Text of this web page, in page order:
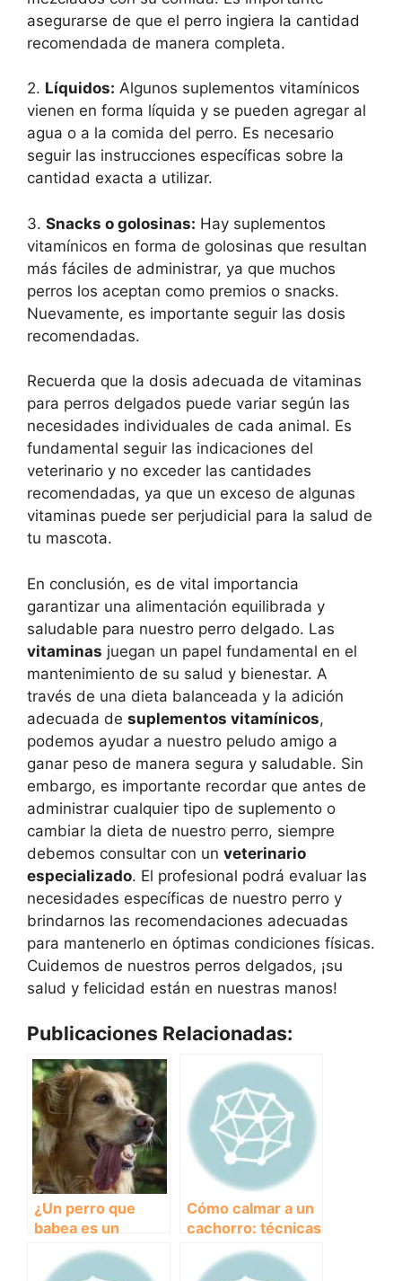
asegurarse de que el perro ingiera la cantidad
recomendada de manera completa.
2. Líquidos: Algunos suplementos vitamínicos
vienen en forma líquida y se pueden agregar al
agua o a la comida del perro. Es necesario
seguir las instrucciones específicas sobre la
cantidad exacta a utilizar.
3. Snacks o golosinas: Hay suplementos
vitamínicos en forma de golosinas que resultan
más fáciles de administrar, ya que muchos
perros los aceptan como premios o snacks.
Nuevamente, es importante seguir las dosis
recomendadas.
Recuerda que la dosis adecuada de vitaminas
para perros delgados puede variar según las
necesidades individuales de cada animal. Es
fundamental seguir las indicaciones del
veterinario y no exceder las cantidades
recomendadas, ya que un exceso de algunas
vitaminas puede ser perjudicial para la salud de
tu mascota.
En conclusión, es de vital importancia
garantizar una alimentación equilibrada y
saludable para nuestro perro delgado. Las
vitaminas juegan un papel fundamental en el
mantenimiento de su salud y bienestar. A
través de una dieta balanceada y la adición
adecuada de suplementos vitamínicos,
podemos ayudar a nuestro peludo amigo a
ganar peso de manera segura y saludable. Sin
embargo, es importante recordar que antes de
administrar cualquier tipo de suplemento o
cambiar la dieta de nuestro perro, siempre
debemos consultar con un veterinario
especializado. El profesional podrá evaluar las
necesidades específicas de nuestro perro y
brindarnos las recomendaciones adecuadas
para mantenerlo en óptimas condiciones físicas.
Cuidemos de nuestros perros delgados, ¡su
salud y felicidad están en nuestras manos!
Publicaciones Relacionadas:
¿Un perro que
babea es un
motivo de
preocupación?
Cómo calmar a un
cachorro: técnicas
efectivas para
tranquilizar a tu